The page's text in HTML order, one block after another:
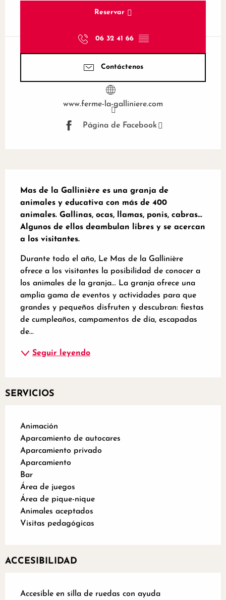
Reservar
06 32 41 66 ▒▒
Contáctenos
www.ferme-la-galliniere.com
Página de Facebook
Mas de la Gallinière es una granja de
animales y educativa con más de 400
animales. Gallinas, ocas, llamas, ponis, cabras...
Algunos de ellos deambulan libres y se acercan
a los visitantes.
Durante todo el año, Le Mas de la Gallinière
ofrece a los visitantes la posibilidad de conocer a
los animales de la granja... La granja ofrece una
amplia gama de eventos y actividades para que
grandes y pequeños disfruten y descubran: fiestas
de cumpleaños, campamentos de día, escapadas
de...
Seguir leyendo
SERVICIOS
Animación
Aparcamiento de autocares
Aparcamiento privado
Aparcamiento
Bar
Área de juegos
Área de pique-nique
Animales aceptados
Visitas pedagógicas
ACCESIBILIDAD
Accesible en silla de ruedas con ayuda